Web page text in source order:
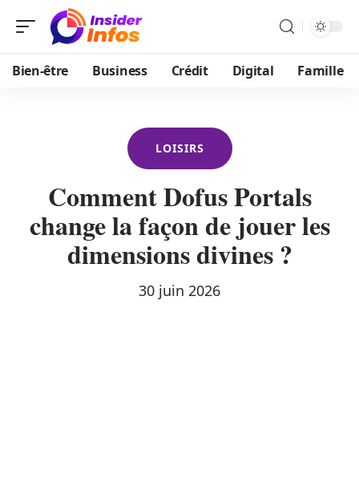
Bien-être Business Crédit Digital Famille
LOISIRS
Comment Dofus Portals
change la façon de jouer les
dimensions divines ?
30 juin 2026